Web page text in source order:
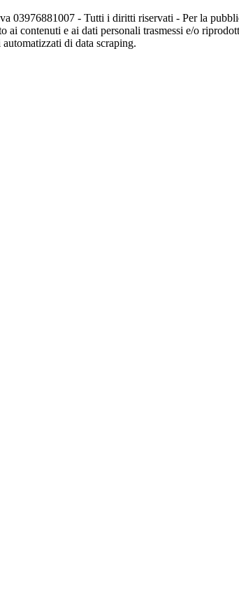
03976881007 - Tutti i diritti riservati - Per la
ai contenuti e ai dati personali trasmessi e/o
di data scraping.